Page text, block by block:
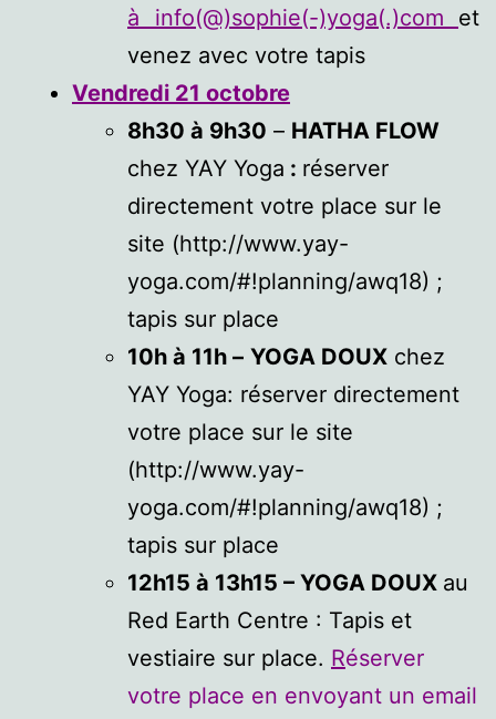
à info(@)sophie(-)yoga(.)com et
venez avec votre tapis
Vendredi 21 octobre
8h30 à 9h30 – HATHA FLOW
chez YAY Yoga : réserver
directement votre place sur le
site (http://www.yay-
yoga.com/#!planning/awq18) ;
tapis sur place
10h à 11h – YOGA DOUX chez
YAY Yoga: réserver directement
votre place sur le site
(http://www.yay-
yoga.com/#!planning/awq18) ;
tapis sur place
12h15 à 13h15 – YOGA DOUX au
Red Earth Centre : Tapis et
vestiaire sur place. Réserver
votre place en envoyant un email